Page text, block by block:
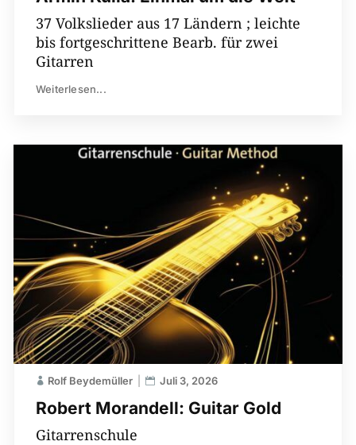
37 Volkslieder aus 17 Ländern ; leichte
bis fortgeschrittene Bearb. für zwei
Gitarren
Weiterlesen...
Robert Morandell: Guitar Gold
Rolf Beydemüller Juli 3, 2026
Gitarrenschule